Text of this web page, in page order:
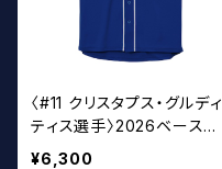
〈#11 クリスタプス・グルディ
ティス選手〉2026ベースボ
ールウェア
¥6,300